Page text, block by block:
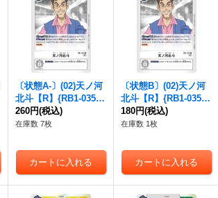
〔状態A-〕(02)天ノ河
北斗【R】{RB1-035}
《白》
260円(税込)
在庫数 7枚
〔状態B〕(02)天ノ河
北斗【R】{RB1-035}
《白》
180円(税込)
在庫数 1枚